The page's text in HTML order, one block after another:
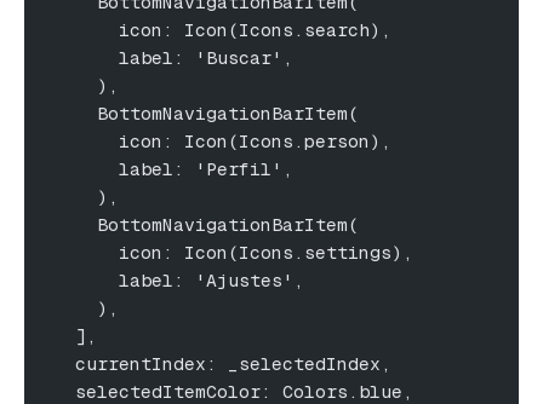
      icon: Icon(Icons.search),
      label: 'Buscar',
    ),
    BottomNavigationBarItem(
      icon: Icon(Icons.person),
      label: 'Perfil',
    ),
    BottomNavigationBarItem(
      icon: Icon(Icons.settings),
      label: 'Ajustes',
    ),
  ],
  currentIndex: _selectedIndex,
  selectedItemColor: Colors.blue,